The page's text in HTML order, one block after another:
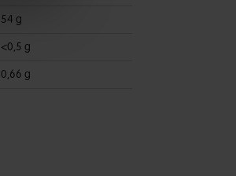
54 g
<0,5 g
0,66 g